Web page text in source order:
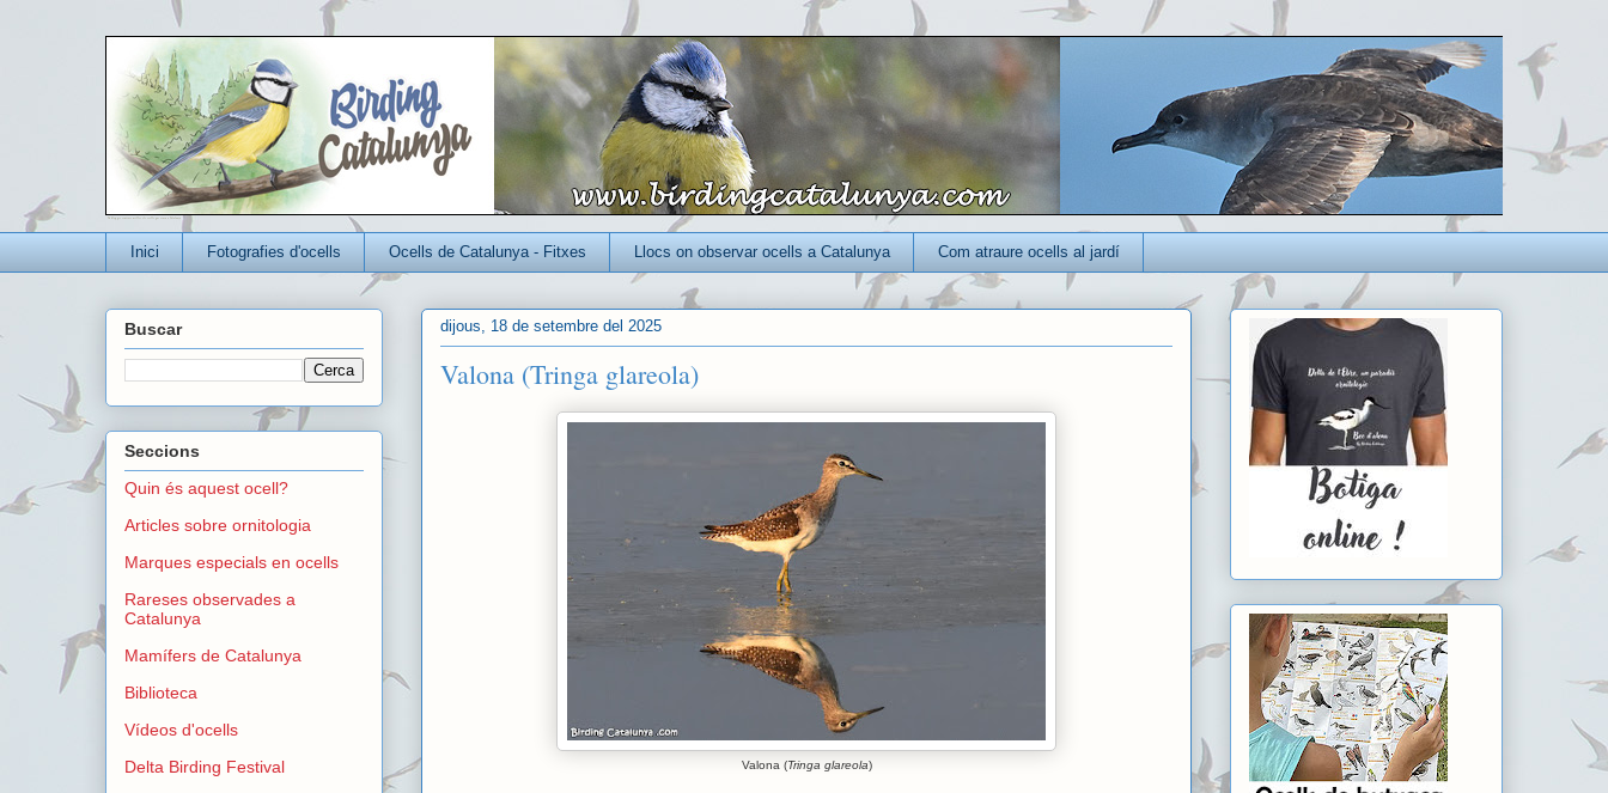
Un blog per conèixer millor els ocells que viuen a Catalunya
Inici Fotografies d'ocells Ocells de Catalunya - Fitxes Llocs on observar ocells a Catalunya Com atraure ocells al jardí
dijous, 18 de setembre del 2025
Valona (Tringa glareola)
Valona (Tringa glareola)
Buscar
Seccions
Quin és aquest ocell?
Articles sobre ornitologia
Marques especials en ocells
Rareses observades a
Catalunya
Mamífers de Catalunya
Biblioteca
Vídeos d'ocells
Delta Birding Festival